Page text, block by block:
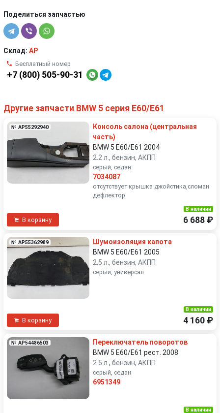
Поделиться запчастью
Склад: AP
Бесплатный номер
+7 (800) 505-90-31
Другие запчасти BMW 5 серия E60/E61
№ AP55292940
Консоль салона (центральная
часть)
BMW 5 E60/E61 2004
2.2 л., бензин, АКПП
серый, седан
7034087
отсутствует крышка джойстика,сломан
дефлектор
В корзину
В наличии
6 688 ₽
№ AP55362989
Шумоизоляция капота
BMW 5 E60/E61 2005
2.5 л., бензин, АКПП
серый, универсал
В корзину
В наличии
4 160 ₽
№ AP54486503
Переключатель поворотов
BMW 5 E60/E61 рест. 2008
2.5 л., бензин, АКПП
серый, седан
6951349
В наличии